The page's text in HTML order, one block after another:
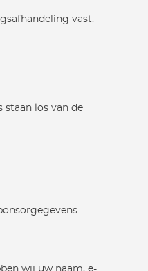
vast.
staan los van de
wij uw naam, e-